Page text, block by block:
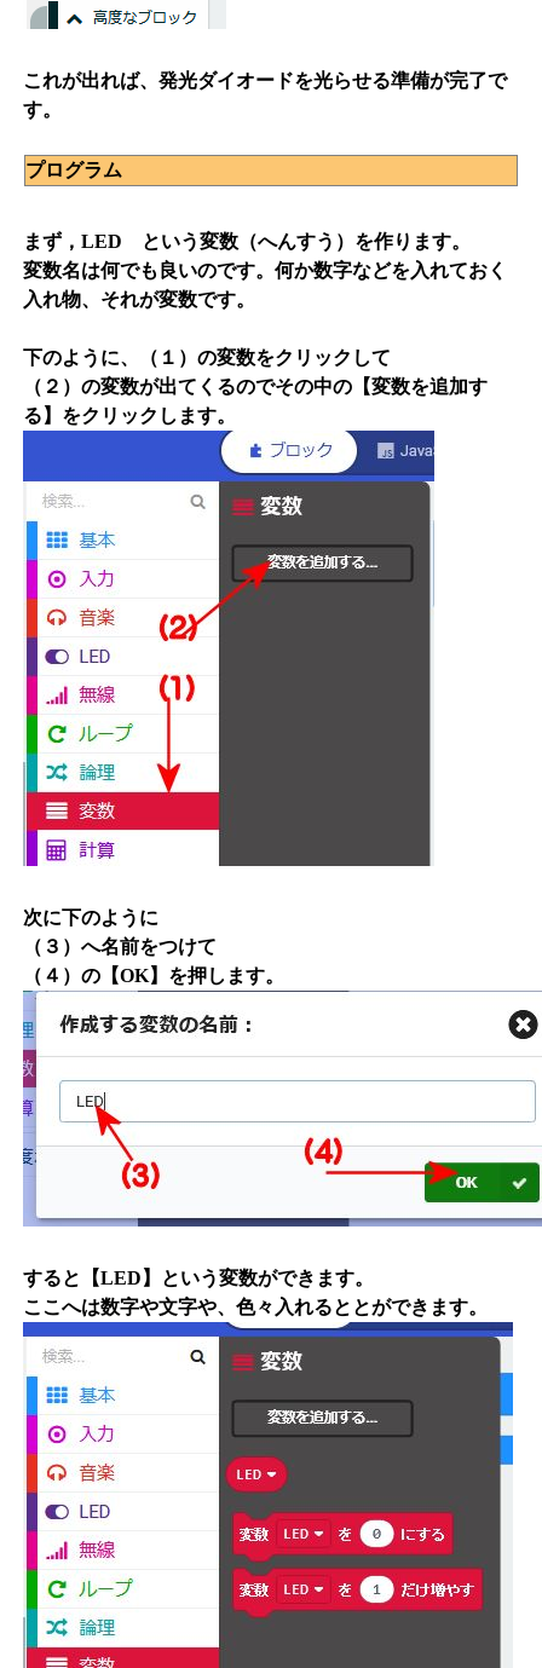
これが出れば、発光ダイオードを光らせる準備が完了で
す。
プログラム
まず，LED という変数（へんすう）を作ります。
変数名は何でも良いのです。何か数字などを入れておく
入れ物、それが変数です。
下のように、（１）の変数をクリックして
（２）の変数が出てくるのでその中の【変数を追加す
る】をクリックします。
次に下のように
（３）へ名前をつけて
（４）の【OK】を押します。
すると【LED】という変数ができます。
ここへは数字や文字や、色々入れるととができます。